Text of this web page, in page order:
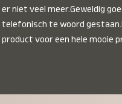
er niet veel meer.Geweldig
telefonisch te woord
product voor een hele mooie